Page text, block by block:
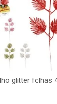
glitter folhas